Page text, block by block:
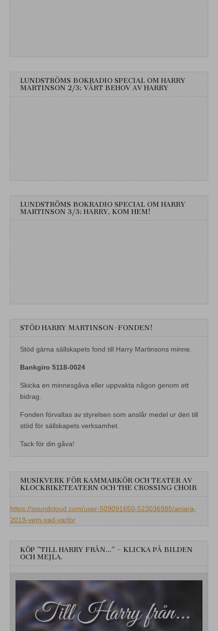
LUNDSTRÖMS BOKRADIO SPECIAL OM HARRY
MARTINSON 2/3: VÅRT BEHOV AV HARRY
LUNDSTRÖMS BOKRADIO SPECIAL OM HARRY
MARTINSON 3/3: HARRY, KOM HEM!
STÖD HARRY MARTINSON-FONDEN!
Stöd gärna sällskapets fond till Harry Martinsons minne.
Bankgiro 5118-0024
Skicka en minnesgåva eller uppvakta någon genom ett
bidrag.
Fonden förvaltas av styrelsen som anslår medel ur den till
stöd för sällskapets verksamhet.
Tack för din gåva!
MUSIKVERK FÖR KAMMARKÖR OCH TEATER AV
KLOCKRIKETEATERN OCH THE CROSSING CHOIR
https://soundcloud.com/user-509091650-523036985/aniara-
2019-vem-vad-varfor
KÖP ”TILL HARRY FRÅN…” – KLICKA PÅ BILDEN
OCH MEJLA.